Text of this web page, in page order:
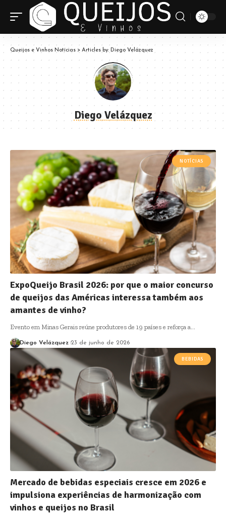
Queijos e Vinhos Notícias > Articles by: Diego Velázquez
Diego Velázquez
NOTÍCIAS
ExpoQueijo Brasil 2026: por que o maior concurso
de queijos das Américas interessa também aos
amantes de vinho?
Evento em Minas Gerais reúne produtores de 19 países e reforça a…
Diego Velázquez 23 de junho de 2026
BEBIDAS
Mercado de bebidas especiais cresce em 2026 e
impulsiona experiências de harmonização com
vinhos e queijos no Brasil